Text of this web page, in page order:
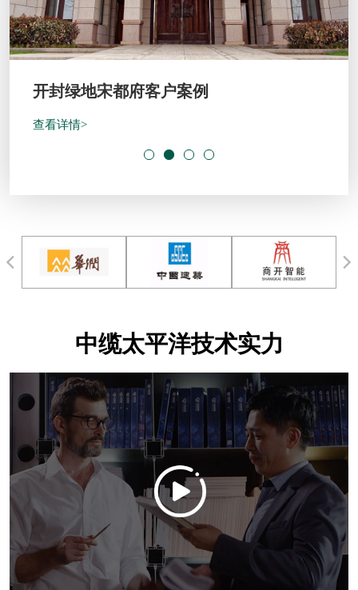
开封绿地宋都府客户案例
查看详情>
中缆太平洋技术实力